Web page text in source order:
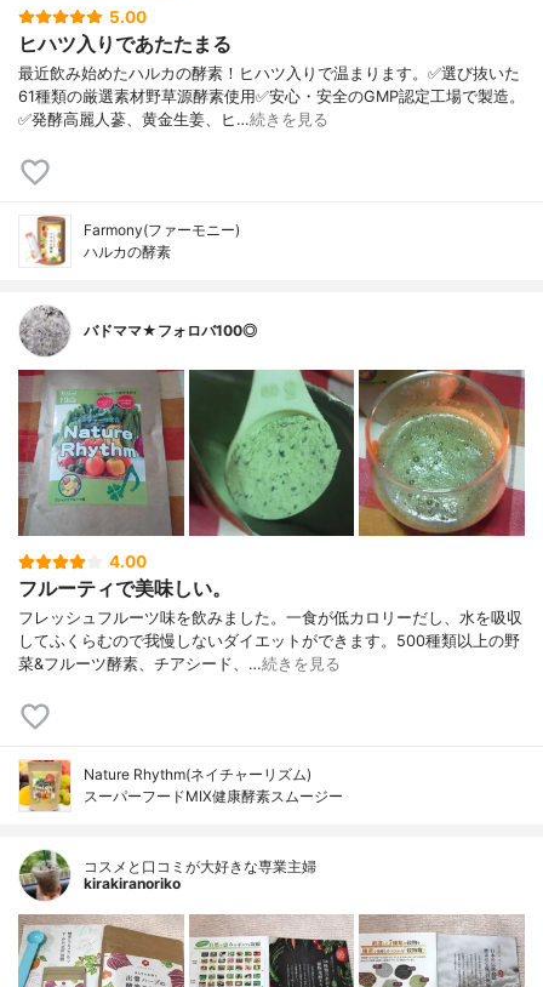
5.00
ヒハツ入りであたたまる
最近飲み始めたハルカの酵素！ヒハツ入りで温まります。✅選び抜いた
61種類の厳選素材野草源酵素使用✅安心・安全のGMP認定工場で製造。
✅発酵高麗人蔘、黄金生姜、ヒ…続きを見る
Farmony(ファーモニー)
ハルカの酵素
バドママ★フォロバ100◎
4.00
フルーティで美味しい。
フレッシュフルーツ味を飲みました。一食が低カロリーだし、水を吸収
してふくらむので我慢しないダイエットができます。500種類以上の野
菜&フルーツ酵素、チアシード、…続きを見る
Nature Rhythm(ネイチャーリズム)
スーパーフードMIX健康酵素スムージー
コスメと口コミが大好きな専業主婦
kirakiranoriko